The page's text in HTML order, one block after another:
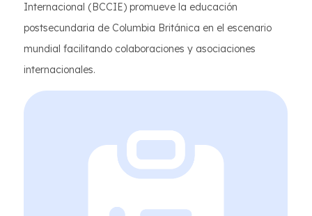
Internacional (BCCIE) promueve la educación
postsecundaria de Columbia Británica en el escenario
mundial facilitando colaboraciones y asociaciones
internacionales.